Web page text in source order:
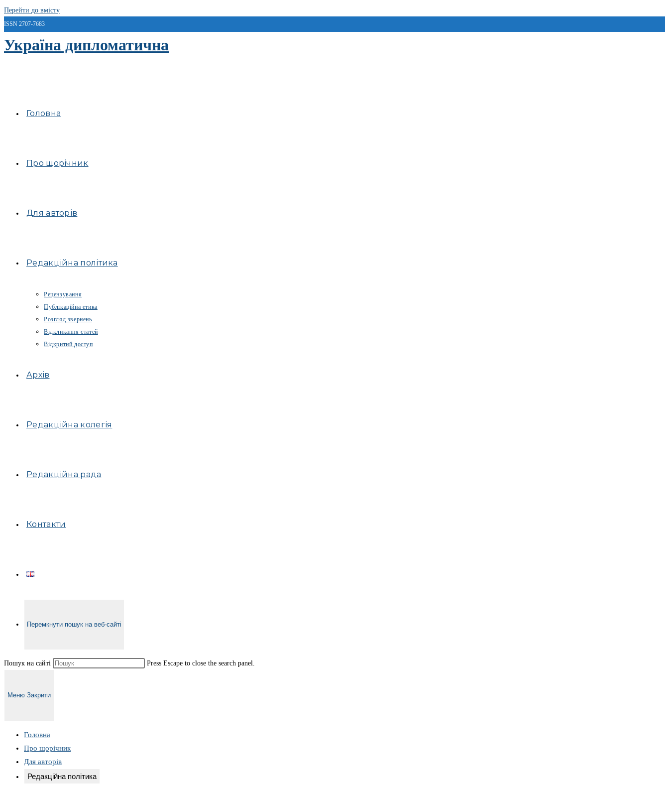
Перейти до вмісту
ISSN 2707-7683
Україна дипломатична
Головна
Про щорічник
Для авторів
Редакційна політика
Рецензування
Публікаційна етика
Розгляд звернень
Відкликання статей
Відкритий доступ
Архів
Редакційна колегія
Редакційна рада
Контакти
Перемкнути пошук на веб-сайті
Пошук на сайті Press Escape to close the search panel.
Меню Закрити
Головна
Про щорічник
Для авторів
Редакційна політика